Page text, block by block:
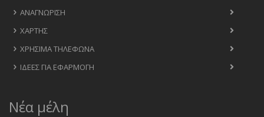
ΑΝΑΓΝΏΡΙΣΗ
ΧΆΡΤΗΣ
ΧΡΉΣΙΜΑ ΤΗΛΈΦΩΝΑ
ΙΔΈΕΣ ΓΙΑ ΕΦΑΡΜΟΓΉ
Νέα μέλη